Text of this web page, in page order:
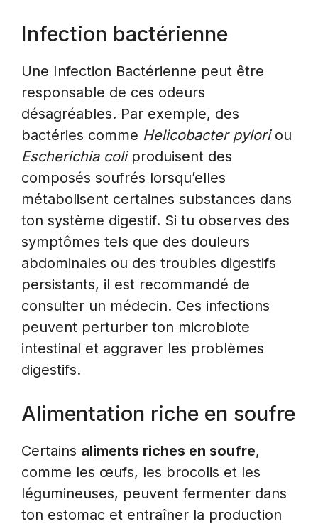
Infection bactérienne
Une Infection Bactérienne peut être
responsable de ces odeurs
désagréables. Par exemple, des
bactéries comme Helicobacter pyloriou
Escherichia coliproduisent des
composés soufrés lorsqu’elles
métabolisent certaines substances dans
ton système digestif. Si tu observes des
symptômes tels que des douleurs
abdominales ou des troubles digestifs
persistants, il est recommandé de
consulter un médecin. Ces infections
peuvent perturber ton microbiote
intestinal et aggraver les problèmes
digestifs.
Alimentation riche en soufre
Certains aliments riches en soufre,
comme les œufs, les brocolis et les
légumineuses, peuvent fermenter dans
ton estomac et entraîner la production